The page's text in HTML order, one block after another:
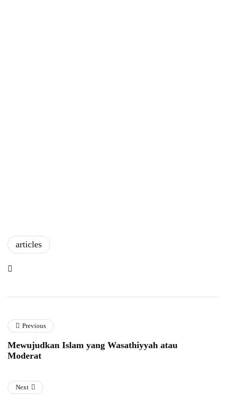
articles
Previous
Mewujudkan Islam yang Wasathiyyah atau
Moderat
Next